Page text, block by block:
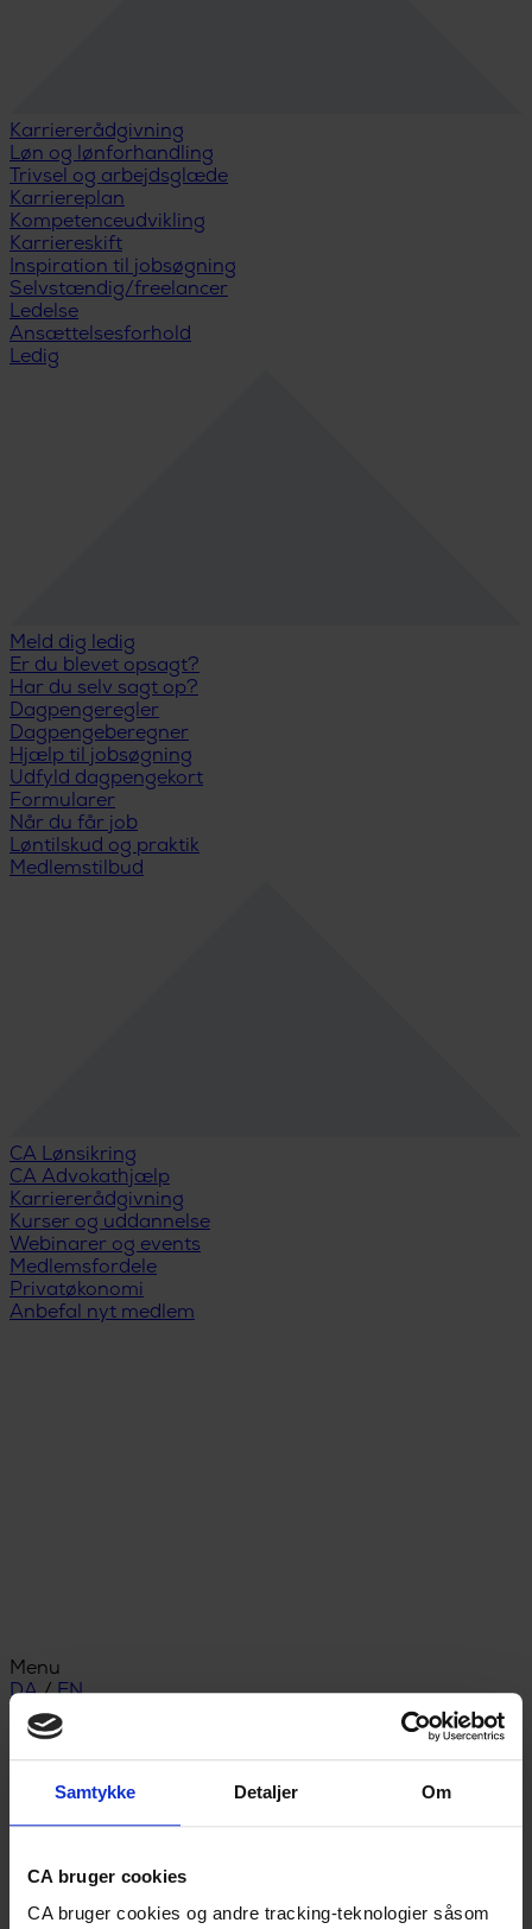
Samtykke Detaljer Om
CA bruger cookies
CA bruger cookies og andre tracking-teknologier såsom
Karriererådgivning
Løn og lønforhandling
Trivsel og arbejdsglæde
Karriereplan
Kompetenceudvikling
Karriereskift
Inspiration til jobsøgning
Selvstændig/freelancer
Ledelse
Ansættelsesforhold
Ledig
Meld dig ledig
Er du blevet opsagt?
Har du selv sagt op?
Dagpengeregler
Dagpengeberegner
Hjælp til jobsøgning
Udfyld dagpengekort
Formularer
Når du får job
Løntilskud og praktik
Medlemstilbud
CA Lønsikring
CA Advokathjælp
Karriererådgivning
Kurser og uddannelse
Webinarer og events
Medlemsfordele
Privatøkonomi
Anbefal nyt medlem
Menu
DA/EN
A-kasse
Advokathjælp
Lønsikring
Medlemsfordele
Bliv medlem
Studerende
Studiestart
Nyuddannet